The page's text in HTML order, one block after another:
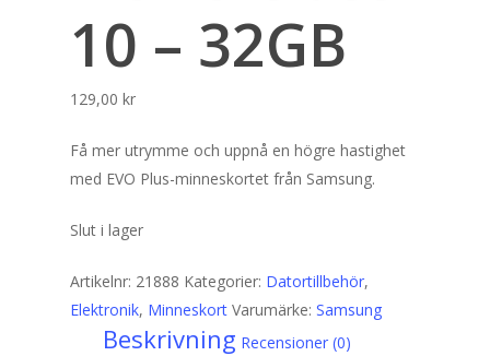
10 – 32GB
129,00 kr
Få mer utrymme och uppnå en högre hastighet
med EVO Plus-minneskortet från Samsung.
Slut i lager
Artikelnr: 21888 Kategorier: Datortillbehör,
Elektronik, Minneskort Varumärke: Samsung
Beskrivning Recensioner (0)